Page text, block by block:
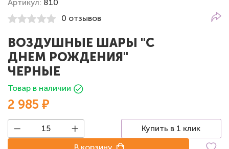
Артикул: 810
0 отзывов
ВОЗДУШНЫЕ ШАРЫ "С
ДНЕМ РОЖДЕНИЯ"
ЧЕРНЫЕ
Товар в наличии
2 985 ₽
Купить в 1 клик